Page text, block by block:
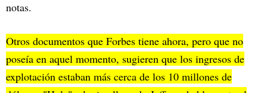
notas.
Otros documentos que Forbes tiene ahora, pero que no
poseía en aquel momento, sugieren que los ingresos de
explotación estaban más cerca de los 10 millones de